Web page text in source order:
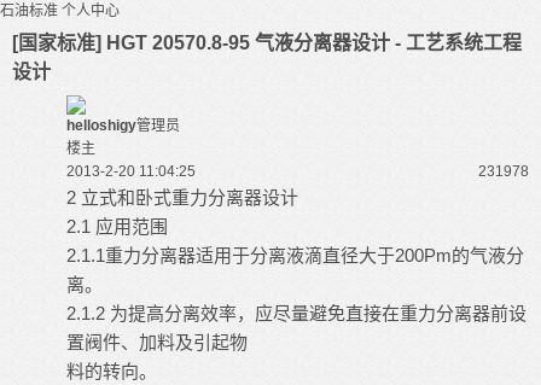
石油标准 个人中心
[国家标准] HGT 20570.8-95 气液分离器设计 - 工艺系统工程
设计
helloshigy管理员
楼主
2013-2-20 11:04:25
231978
2 立式和卧式重力分离器设计
2.1 应用范围
2.1.1重力分离器适用于分离液滴直径大于200Pm的气液分
离。
2.1.2 为提高分离效率，应尽量避免直接在重力分离器前设
置阀件、加料及引起物
料的转向。